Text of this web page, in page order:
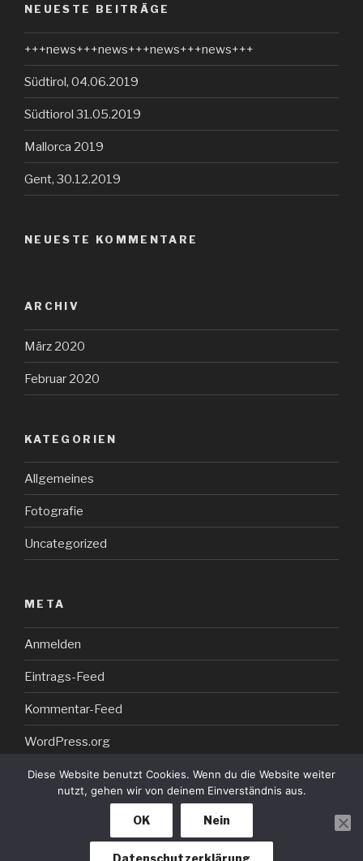
NEUESTE BEITRÄGE
+++news+++news+++news+++news+++
Südtirol, 04.06.2019
Südtiorol 31.05.2019
Mallorca 2019
Gent, 30.12.2019
NEUESTE KOMMENTARE
ARCHIV
März 2020
Februar 2020
KATEGORIEN
Allgemeines
Fotografie
Uncategorized
META
Anmelden
Eintrags-Feed
Kommentar-Feed
WordPress.org
Datenschutzerklärung Stolz präsentiert von WordPress
Diese Website benutzt Cookies. Wenn du die Website weiter
nutzt, gehen wir von deinem Einverständnis aus.
OK Nein
Datenschutzerklärung